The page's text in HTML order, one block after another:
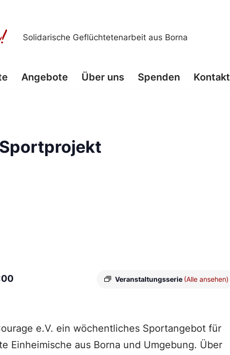
Solidarische Geflüchtetenarbeit aus Borna
Angebote Über uns Spenden Kontakt
Veranstaltungsserie (Alle ansehen)
e.V. ein wöchentliches Sportangebot für
Einheimische aus Borna und Umgebung. Über